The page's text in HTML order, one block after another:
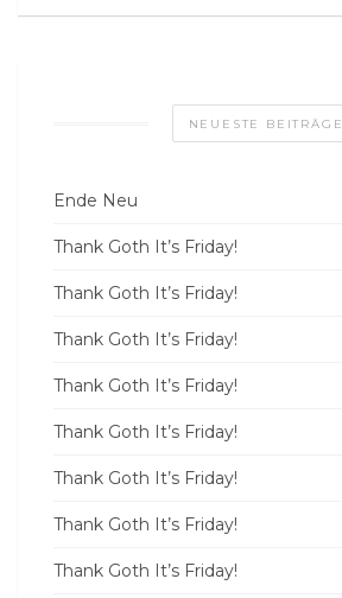
NEUESTE BEITRÄGE
Ende Neu
Thank Goth It’s Friday!
Thank Goth It’s Friday!
Thank Goth It’s Friday!
Thank Goth It’s Friday!
Thank Goth It’s Friday!
Thank Goth It’s Friday!
Thank Goth It’s Friday!
Thank Goth It’s Friday!